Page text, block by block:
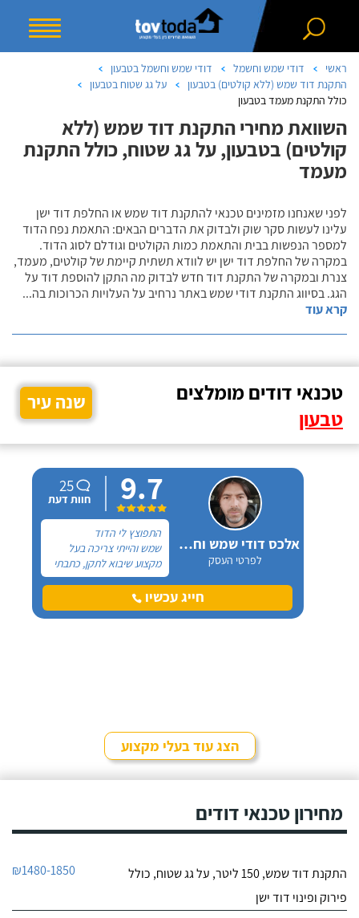
ראשי דודי שמש וחשמל
דודי שמש וחשמל בטבעון
התקנת דוד שמש (ללא קולטים) בטבעון
על גג שטוח בטבעון
כולל התקנת מעמד בטבעון
השוואת מחירי התקנת דוד שמש (ללא
קולטים) בטבעון, על גג שטוח, כולל התקנת
מעמד
לפני שאנחנו מזמינים טכנאי להתקנת דוד שמש או החלפת דוד ישן
עלינו לעשות סקר שוק ולבדוק את הדברים הבאים: התאמת נפח הדוד
למספר הנפשות בבית והתאמת כמות הקולטים וגודלם לסוג הדוד.
במקרה של החלפת דוד ישן יש לוודא תשתית קיימת של קולטים, מעמד,
צנרת ובמקרה של התקנת דוד חדש לבדוק מה התקן להוספת דוד על
הגג. בסיווג התקנת דודי שמש באתר נרחיב על העלויות הכרוכות בה...
קרא עוד
טכנאי דודים מומלצים
טבעון
שנה עיר
אלכס דודי שמש וחשמל
לפרטי העסק
9.7
25
חוות דעת
התפוצץ לי הדוד
שמש והייתי צריכה בעל
מקצוע שיבוא לתקן, כתבתי
בגוגל טכנאי דודים ואז
הגעתי לקבוצה של העיר
חיפה בפייסבוק, שם כמה
חייג עכשיו
הצג עוד בעלי מקצוע
מחירון טכנאי דודים
התקנת דוד שמש, 150 ליטר, על גג שטוח, כולל
פירוק ופינוי דוד ישן
₪1480-1850